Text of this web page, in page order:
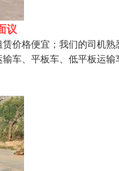
议
价格便宜；我们的司机
车、平板车、低平板运